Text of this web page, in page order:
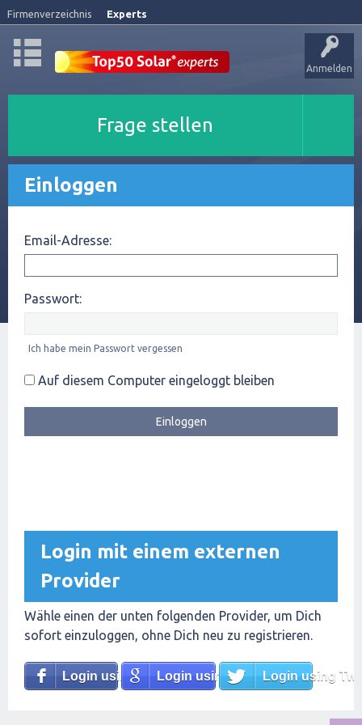
Firmenverzeichnis Experts
Anmelden
Frage stellen
Einloggen
Email-Adresse:
Passwort:
Ich habe mein Passwort vergessen
Auf diesem Computer eingeloggt bleiben
Login mit einem externen
Provider
Wähle einen der unten folgenden Provider, um Dich
sofort einzuloggen, ohne Dich neu zu registrieren.
Login using FacebookLogin using GoogleLogin using